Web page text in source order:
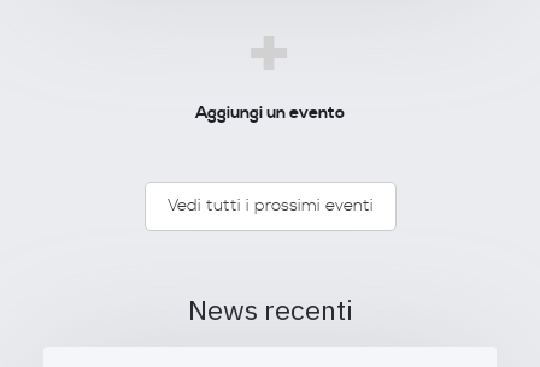
+
Aggiungi un evento
Vedi tutti i prossimi eventi
News recenti